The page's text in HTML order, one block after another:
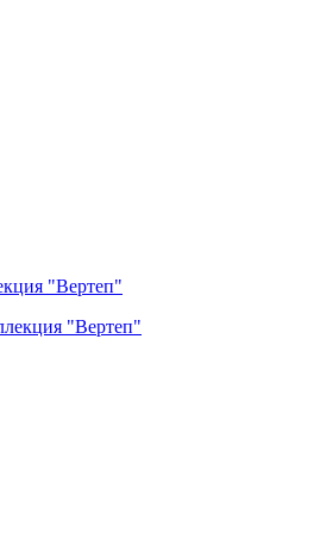
"Вертеп"